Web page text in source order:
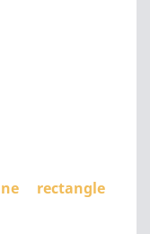
rectangle